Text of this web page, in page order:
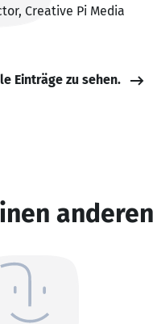
Creative Pi Media
Einträge zu sehen.